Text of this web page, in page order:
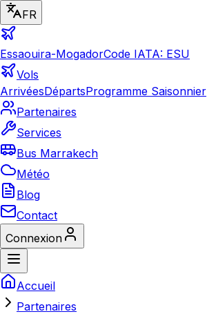
FR
Essaouira-MogadorCode IATA: ESU
Vols
ArrivéesDépartsProgramme Saisonnier
Partenaires
Services
Bus Marrakech
Météo
Blog
Contact
Connexion
Accueil
Partenaires